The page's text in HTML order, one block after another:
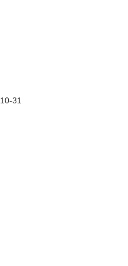
10-31